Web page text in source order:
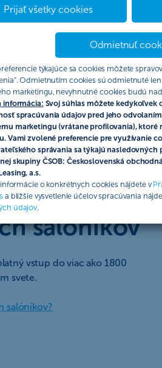
Prijať všetky cookies
Odmietnuť
týkajúce sa cookies môžete
Odmietnutím cookies sú odmietnuté
marketingu, nevyhnutné cookies budú
informácia: Svoj súhlas môžete kedykoľvek
spracúvania údajov pred jeho
marketingu (vrátane profilovania), ktoré
Vami zvolené preferencie pre využívanie
správania sa týkajú
skupiny ČSOB: Československá
a.s.
o konkrétnych cookies nájdete v
a bližšie vysvetlenie účelov spracúvania
údajov
salónikov
vstup do viac ako 1800
svete.
salónikov?